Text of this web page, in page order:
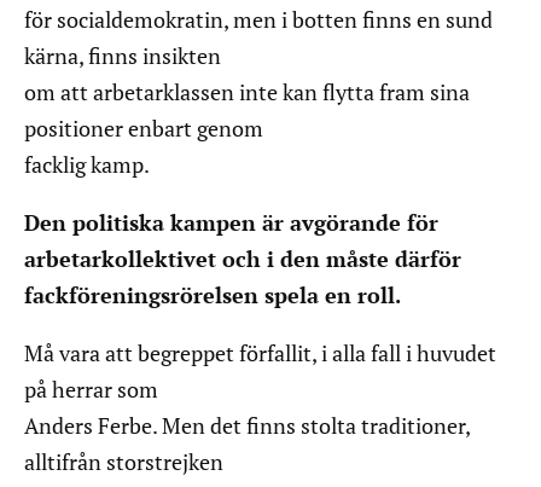
för socialdemokratin, men i botten finns en sund
kärna, finns insikten
om att arbetarklassen inte kan flytta fram sina
positioner enbart genom
facklig kamp.
Den politiska kampen är avgörande för
arbetarkollektivet och i den måste därför
fackföreningsrörelsen spela en roll.
Må vara att begreppet förfallit, i alla fall i huvudet
på herrar som
Anders Ferbe. Men det finns stolta traditioner,
alltifrån storstrejken